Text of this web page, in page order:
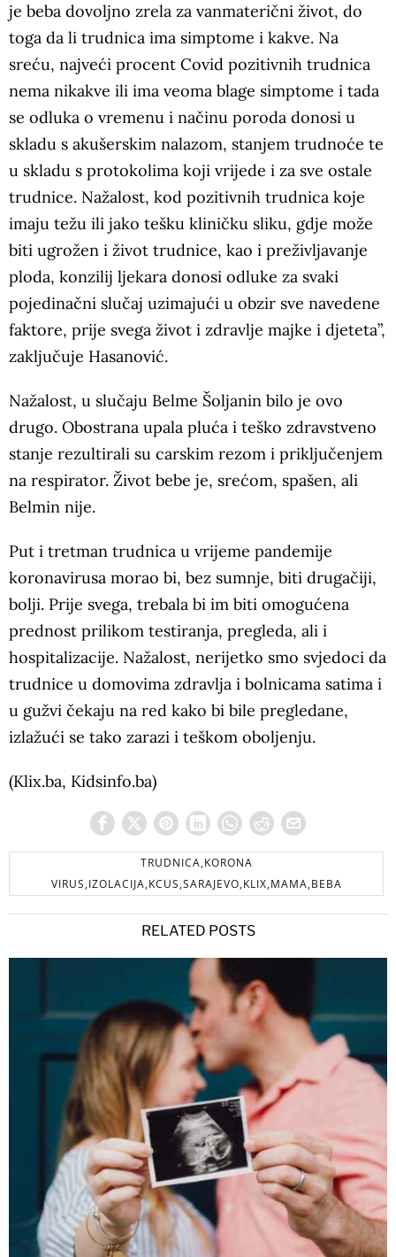
je beba dovoljno zrela za vanmaterični život, do
toga da li trudnica ima simptome i kakve. Na
sreću, najveći procent Covid pozitivnih trudnica
nema nikakve ili ima veoma blage simptome i tada
se odluka o vremenu i načinu poroda donosi u
skladu s akušerskim nalazom, stanjem trudnoće te
u skladu s protokolima koji vrijede i za sve ostale
trudnice. Nažalost, kod pozitivnih trudnica koje
imaju težu ili jako tešku kliničku sliku, gdje može
biti ugrožen i život trudnice, kao i preživljavanje
ploda, konzilij ljekara donosi odluke za svaki
pojedinačni slučaj uzimajući u obzir sve navedene
faktore, prije svega život i zdravlje majke i djeteta”,
zaključuje Hasanović.
Nažalost, u slučaju Belme Šoljanin bilo je ovo
drugo. Obostrana upala pluća i teško zdravstveno
stanje rezultirali su carskim rezom i priključenjem
na respirator. Život bebe je, srećom, spašen, ali
Belmin nije.
Put i tretman trudnica u vrijeme pandemije
koronavirusa morao bi, bez sumnje, biti drugačiji,
bolji. Prije svega, trebala bi im biti omogućena
prednost prilikom testiranja, pregleda, ali i
hospitalizacije. Nažalost, nerijetko smo svjedoci da
trudnice u domovima zdravlja i bolnicama satima i
u gužvi čekaju na red kako bi bile pregledane,
izlažući se tako zarazi i teškom oboljenju.
(Klix.ba, Kidsinfo.ba)
TRUDNICA,KORONA
VIRUS,IZOLACIJA,KCUS,SARAJEVO,KLIX,MAMA,BEBA
RELATED POSTS